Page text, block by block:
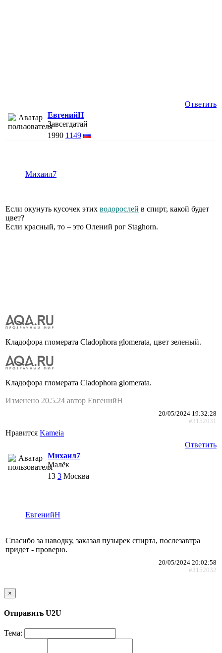
Ответить
ЕвгенийН
Завсегдатай
1990 1149
Михаил7
Если окунуть кусочек этих водорослей в спирт, какой будет
цвет?
Если красный, то – это Олений рог Staghorn.
Кладофора гломерата Cladophora glomerata, цвет зеленый.
Кладофора гломерата Cladophora glomerata.
Изменено 20.5.24 автор ЕвгенийН
20/05/2024 19:32:28
#3152031
Нравится Kameia
Ответить
Михаил7
Малёк
13 3 Москва
ЕвгенийН
Спасибо за наводку, заказал пузырек спирта, послезавтра
придет - проверю.
20/05/2024 20:02:58
#3152032
×
Отправить U2U
Тема: